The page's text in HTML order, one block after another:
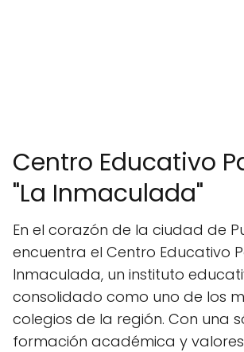
Centro Educativo
"La Inmaculada"
En el corazón de la ciudad de
encuentra el Centro Educativo
Inmaculada, un instituto
consolidado como uno de los
colegios de la región. Con una
formación académica y